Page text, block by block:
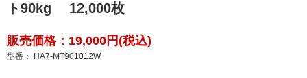
ト90kg 12,000枚
販売価格：19,000円(税込)
型番： HA7-MT901012W